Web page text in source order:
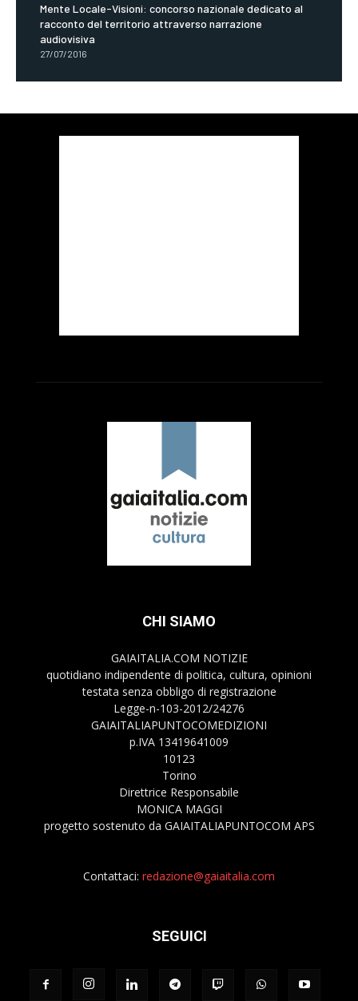
Mente Locale-Visioni: concorso nazionale dedicato al
racconto del territorio attraverso narrazione
audiovisiva
27/07/2016
CHI SIAMO
GAIAITALIA.COM NOTIZIE
quotidiano indipendente di politica, cultura, opinioni
testata senza obbligo di registrazione
Legge-n-103-2012/24276
GAIAITALIAPUNTOCOMEDIZIONI
p.IVA 13419641009
10123
Torino
Direttrice Responsabile
MONICA MAGGI
progetto sostenuto da GAIAITALIAPUNTOCOM APS
Contattaci: redazione@gaiaitalia.com
SEGUICI